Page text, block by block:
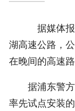
据媒体报道
湖高速公路，
在晚间的高速
据浦东警方
率先试点安装